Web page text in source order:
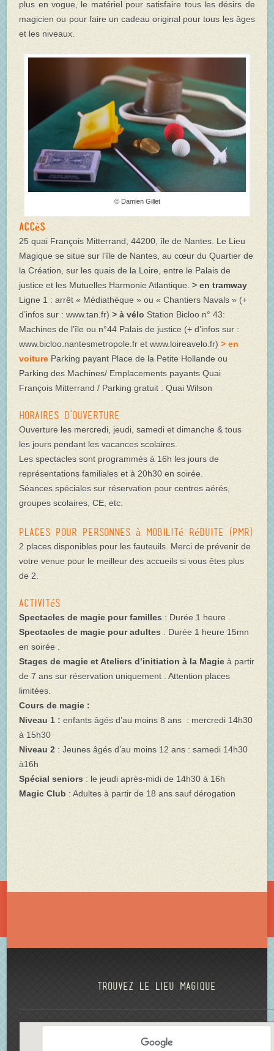
plus en vogue, le matériel pour satisfaire tous les désirs de
magicien ou pour faire un cadeau original pour tous les âges
et les niveaux.
© Damien Gillet
Accès
25 quai François Mitterrand, 44200, île de Nantes. Le Lieu
Magique se situe sur l’île de Nantes, au cœur du Quartier de
la Création, sur les quais de la Loire, entre le Palais de
justice et les Mutuelles Harmonie Atlantique.> en tramway
Ligne 1 : arrêt « Médiathèque » ou « Chantiers Navals » (+
d’infos sur : www.tan.fr)> à vélo Station Bicloo n° 43:
Machines de l’île ou n°44 Palais de justice (+ d’infos sur :
www.bicloo.nantesmetropole.fr et www.loireavelo.fr)> en
voiture Parking payant Place de la Petite Hollande ou
Parking des Machines/ Emplacements payants Quai
François Mitterrand / Parking gratuit : Quai Wilson
Horaires d’ouverture
Ouverture les mercredi, jeudi, samedi et dimanche & tous
les jours pendant les vacances scolaires.
Les spectacles sont programmés à 16h les jours de
représentations familiales et à 20h30 en soirée.
Séances spéciales sur réservation pour centres aérés,
groupes scolaires, CE, etc.
Places pour Personnes à Mobilité Réduite (PMR)
2 places disponibles pour les fauteuils. Merci de prévenir de
votre venue pour le meilleur des accueils si vous êtes plus
de 2.
Activités
Spectacles de magie pour familles : Durée 1 heure .
Spectacles de magie pour adultes : Durée 1 heure 15mn
en soirée .
Stages de magie et Ateliers d’initiation à la Magie à partir
de 7 ans sur réservation uniquement . Attention places
limitées.
Cours de magie :
Niveau 1 : enfants âgés d’au moins 8 ans : mercredi 14h30
à 15h30
Niveau 2 : Jeunes âgés d’au moins 12 ans : samedi 14h30
à16h
Spécial seniors : le jeudi après-midi de 14h30 à 16h
Magic Club : Adultes à partir de 18 ans sauf dérogation
Trouvez le lieu magique